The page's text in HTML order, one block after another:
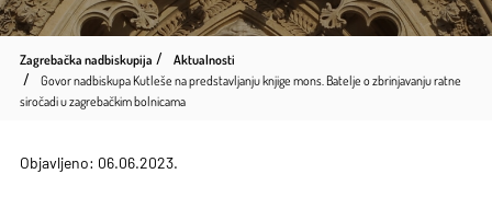
Zagrebačka nadbiskupija
Aktualnosti
Govor nadbiskupa Kutleše na predstavljanju knjige mons. Batelje o zbrinjavanju ratne
siročadi u zagrebačkim bolnicama
Objavljeno: 06.06.2023.